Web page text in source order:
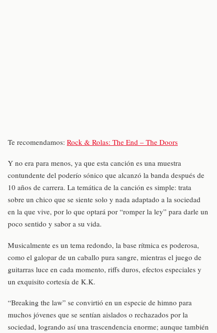
Te recomendamos: Rock & Rolas: The End – The Doors
Y no era para menos, ya que esta canción es una muestra
contundente del poderío sónico que alcanzó la banda después de
10 años de carrera. La temática de la canción es simple: trata
sobre un chico que se siente solo y nada adaptado a la sociedad
en la que vive, por lo que optará por “romper la ley” para darle un
poco sentido y sabor a su vida.
Musicalmente es un tema redondo, la base rítmica es poderosa,
como el galopar de un caballo pura sangre, mientras el juego de
guitarras luce en cada momento, riffs duros, efectos especiales y
un exquisito cortesía de K.K.
“Breaking the law” se convirtió en un especie de himno para
muchos jóvenes que se sentían aislados o rechazados por la
sociedad, logrando así una trascendencia enorme; aunque también